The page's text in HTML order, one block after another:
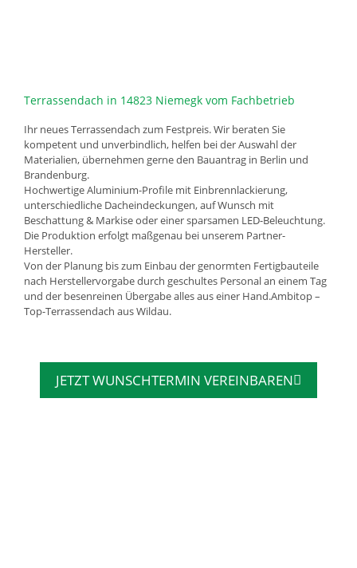
Terrassendach in 14823 Niemegk vom Fachbetrieb
Ihr neues Terrassendach zum Festpreis. Wir beraten Sie
kompetent und unverbindlich, helfen bei der Auswahl der
Materialien, übernehmen gerne den Bauantrag in Berlin und
Brandenburg.
Hochwertige Aluminium-Profile mit Einbrennlackierung,
unterschiedliche Dacheindeckungen, auf Wunsch mit
Beschattung & Markise oder einer sparsamen LED-Beleuchtung.
Die Produktion erfolgt maßgenau bei unserem Partner-
Hersteller.
Von der Planung bis zum Einbau der genormten Fertigbauteile
nach Herstellervorgabe durch geschultes Personal an einem Tag
und der besenreinen Übergabe alles aus einer Hand.Ambitop –
Top-Terrassendach aus Wildau.
JETZT WUNSCHTERMIN VEREINBAREN